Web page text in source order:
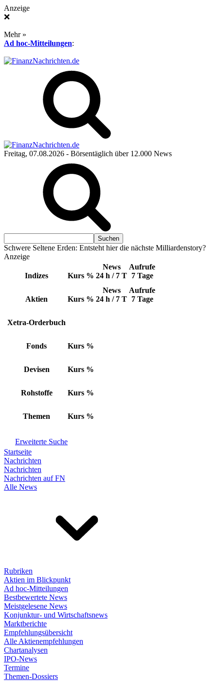
Anzeige
❌
Mehr »
Ad hoc-Mitteilungen:
Freitag, 07.08.2026 - Börsentäglich über 12.000 News
Schwere Seltene Erden: Entsteht hier die nächste Milliardenstory?
Anzeige
Indizes Kurs %
News
24 h / 7 T
Aufrufe
7 Tage
Aktien Kurs %
News
24 h / 7 T
Aufrufe
7 Tage
Xetra-Orderbuch
Fonds Kurs %
Devisen Kurs %
Rohstoffe Kurs %
Themen Kurs %
Erweiterte Suche
Startseite
Nachrichten
Nachrichten
Nachrichten auf FN
Alle News
Rubriken
Aktien im Blickpunkt
Ad hoc-Mitteilungen
Bestbewertete News
Meistgelesene News
Konjunktur- und Wirtschaftsnews
Marktberichte
Empfehlungsübersicht
Alle Aktienempfehlungen
Chartanalysen
IPO-News
Termine
Themen-Dossiers